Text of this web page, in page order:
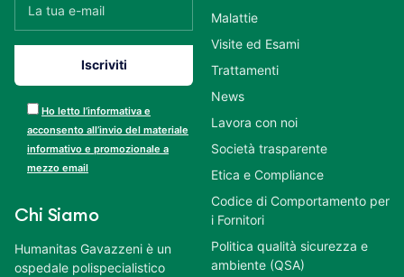
Ho letto l’informativa e
acconsento all’invio del materiale
informativo e promozionale a
mezzo email
Chi Siamo
Humanitas Gavazzeni è un
ospedale polispecialistico
Malattie
Visite ed Esami
Trattamenti
News
Lavora con noi
Società trasparente
Etica e Compliance
Codice di Comportamento per
i Fornitori
Politica qualità sicurezza e
ambiente (QSA)